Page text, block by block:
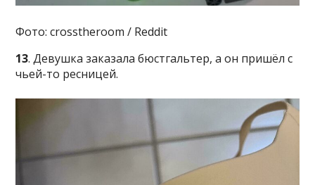
Фото: crosstheroom / Reddit
13. Девушка заказала бюстгальтер, а он пришёл с
чьей-то ресницей.